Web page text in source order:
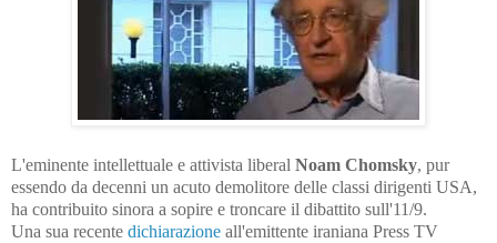
L'eminente intellettuale e attivista liberal Noam Chomsky, pur
essendo da decenni un acuto demolitore delle classi dirigenti USA,
ha contribuito sinora a sopire e troncare il dibattito sull'11/9.
Una sua recente dichiarazione all'emittente iraniana Press TV